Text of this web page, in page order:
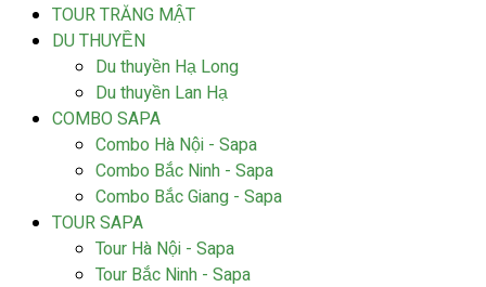
TOUR TRĂNG MẬT
DU THUYỀN
Du thuyền Hạ Long
Du thuyền Lan Hạ
COMBO SAPA
Combo Hà Nội - Sapa
Combo Bắc Ninh - Sapa
Combo Bắc Giang - Sapa
TOUR SAPA
Tour Hà Nội - Sapa
Tour Bắc Ninh - Sapa